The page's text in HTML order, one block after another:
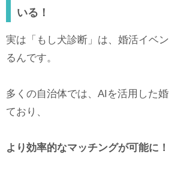
いる！
実は「もし犬診断」は、婚活イベ
るんです。
多くの自治体では、AIを活用した
ており、
より効率的なマッチングが可能に！